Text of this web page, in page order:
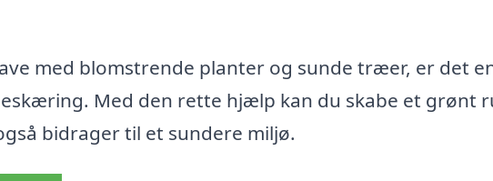
med blomstrende planter og sunde træer, er det
Med den rette hjælp kan du skabe et grønt
bidrager til et sundere miljø.